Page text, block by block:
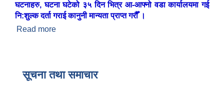
घटनाहरु, घटना घटेको ३५ दिन भित्र आ-आफ्नो वडा कार्यालयमा गई
नि:शुल्क दर्ता गराई कानुनी मान्यता प्राप्त गरौँ ।
Read more
सूचना तथा समाचार